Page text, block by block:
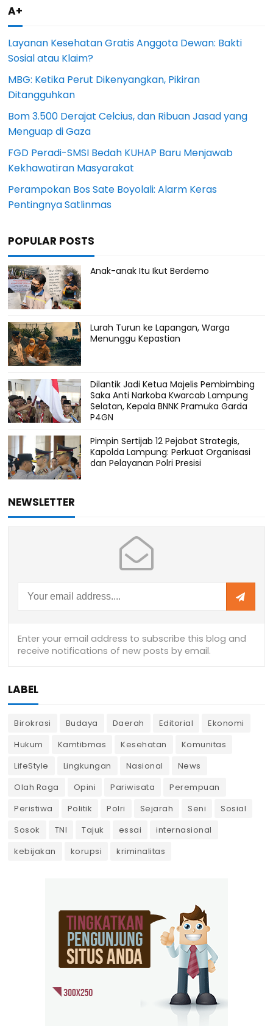
A+
Layanan Kesehatan Gratis Anggota Dewan: Bakti
Sosial atau Klaim?
MBG: Ketika Perut Dikenyangkan, Pikiran
Ditangguhkan
Bom 3.500 Derajat Celcius, dan Ribuan Jasad yang
Menguap di Gaza
FGD Peradi-SMSI Bedah KUHAP Baru Menjawab
Kekhawatiran Masyarakat
Perampokan Bos Sate Boyolali: Alarm Keras
Pentingnya Satlinmas
POPULAR POSTS
Anak-anak Itu Ikut Berdemo
Lurah Turun ke Lapangan, Warga
Menunggu Kepastian
Dilantik Jadi Ketua Majelis Pembimbing
Saka Anti Narkoba Kwarcab Lampung
Selatan, Kepala BNNK Pramuka Garda
P4GN
Pimpin Sertijab 12 Pejabat Strategis,
Kapolda Lampung: Perkuat Organisasi
dan Pelayanan Polri Presisi
NEWSLETTER
LABEL
Birokrasi Budaya Daerah Editorial
Ekonomi
Hukum
Kamtibmas Kesehatan
Komunitas
LifeStyle
Lingkungan Nasional
News
Olah Raga
Opini Pariwisata
Perempuan
Peristiwa
Politik Polri Sejarah Seni
Sosial
Sosok
TNI Tajuk essai
internasional
kebijakan
korupsi kriminalitas